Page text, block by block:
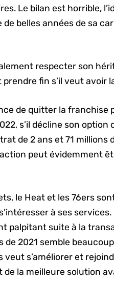
Le bilan est horrible,
de belles années de sa
respecter son
fin s’il veut avoir
de quitter la franchise
s’il décline son option
de 2 ans et 71 millions
peut évidemment
le Heat et les 76ers
à ses
palpitant suite à la
2021 semble
veut s’améliorer et
de la meilleure solution